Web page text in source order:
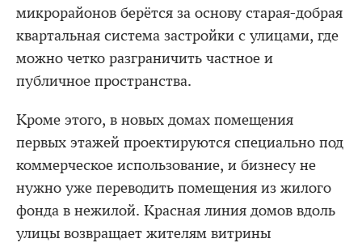
микрорайонов берётся за основу старая-добрая
квартальная система застройки с улицами, где
можно четко разграничить частное и
публичное пространства.
Кроме этого, в новых домах помещения
первых этажей проектируются специально под
коммерческое использование, и бизнесу не
нужно уже переводить помещения из жилого
фонда в нежилой. Красная линия домов вдоль
улицы возвращает жителям витрины